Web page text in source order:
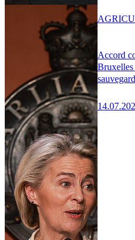
Accord
Bruxelles